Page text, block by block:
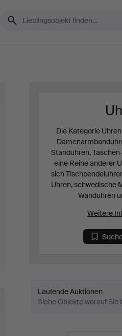
Die Kategorie
Standuhren,
eine Reihe anderer
sich
Uhren, schwedische
Wanduhren
Weitere
Laufende Auktionen
Siehe Objekte worauf Sie
Endpreise